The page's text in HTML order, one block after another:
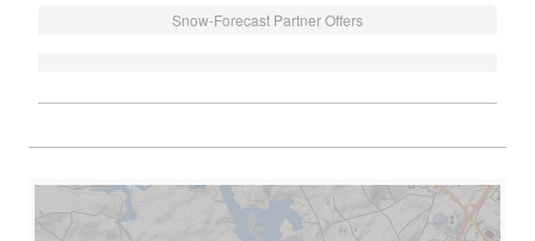
Snow-Forecast Partner Offers